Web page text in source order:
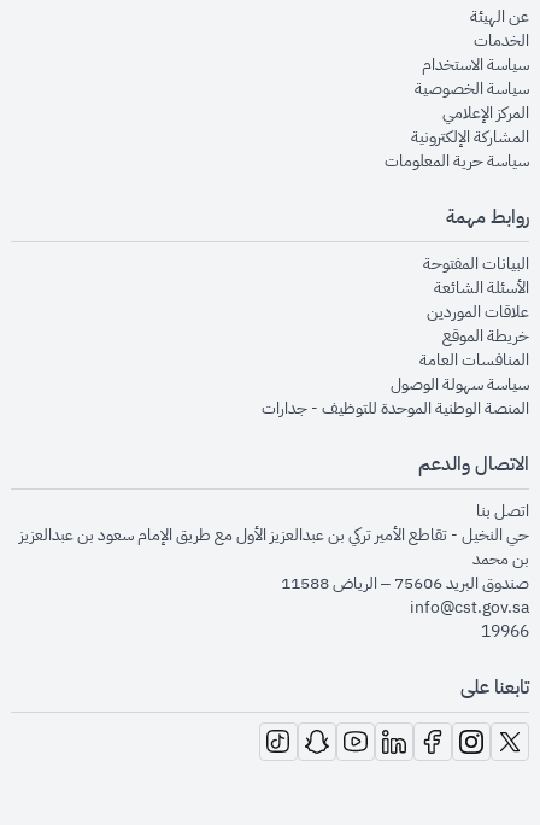
عن الهيئةopens in new window
الخدماتopens in new window
سياسة الاستخدام
سياسة الخصوصيةopens in new window
المركز الإعلاميopens in new window
المشاركة الإلكترونيةopens in new window
سياسة حرية المعلوماتopens in new window
روابط مهمة
البيانات المفتوحةopens in new window
الأسئلة الشائعةopens in new window
علاقات الموردينopens in new window
خريطة الموقعopens in new window
المنافسات العامةopens in new window
سياسة سهولة الوصولopens in new window
المنصة الوطنية الموحدة للتوظيف - جداراتopens in new window
الاتصال والدعم
اتصل بنا
حي النخيل - تقاطع الأمير تركي بن عبدالعزيز الأول مع طريق الإمام سعود بن عبدالعزيز
بن محمد
صندوق البريد 75606 – الرياض 11588
info@cst.gov.sa
19966
تابعنا على
opens in new window
opens in new window
opens in new window
opens in new window
opens in new window
opens in new window
opens in new window